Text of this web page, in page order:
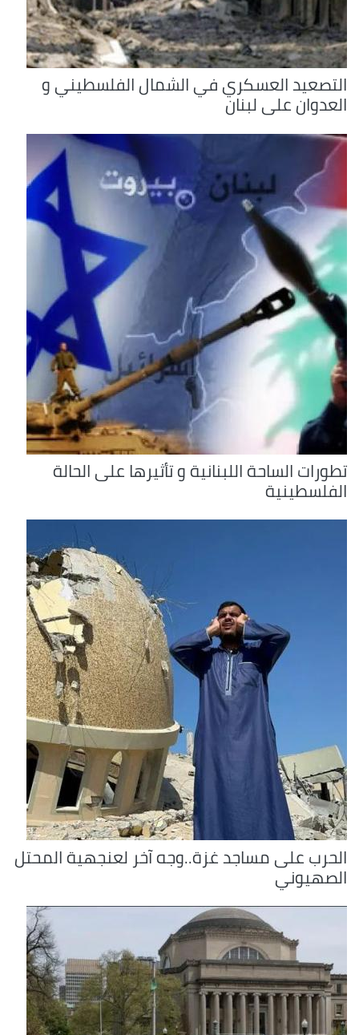
التصعيد العسكري في الشمال الفلسطيني و
العدوان على لبنان
تطورات الساحة اللبنانية و تأثيرها على الحالة
الفلسطينية
الحرب على مساجد غزة..وجه آخر لعنجهية المحتل
الصهيوني